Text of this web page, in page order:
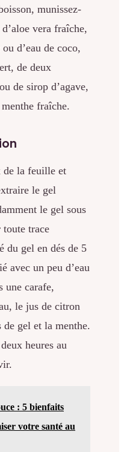
munissez-
vera fraîche,
d’eau de coco,
de deux
de sirop d’agave,
fraîche.
de la feuille et
le gel
le gel sous
trace
du gel en dés de 5
avec un peu d’eau
une carafe,
le jus de citron
gel et la menthe.
heures au
: 5 bienfaits
votre santé au